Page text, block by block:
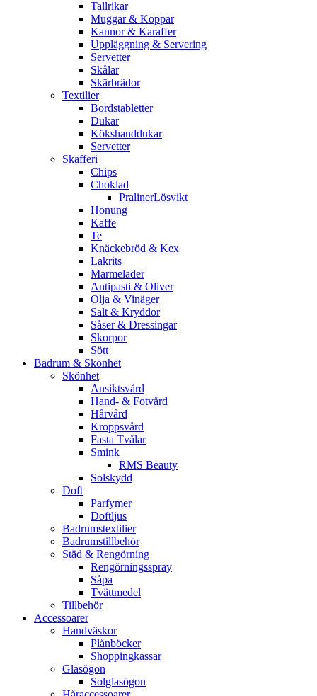
Tallrikar
Muggar & Koppar
Kannor & Karaffer
Uppläggning & Servering
Servetter
Skålar
Skärbrädor
Textilier
Bordstabletter
Dukar
Kökshanddukar
Servetter
Skafferi
Chips
Choklad
PralinerLösvikt
Honung
Kaffe
Te
Knäckebröd & Kex
Lakrits
Marmelader
Antipasti & Oliver
Olja & Vinäger
Salt & Kryddor
Såser & Dressingar
Skorpor
Sött
Badrum & Skönhet
Skönhet
Ansiktsvård
Hand- & Fotvård
Hårvård
Kroppsvård
Fasta Tvålar
Smink
RMS Beauty
Solskydd
Doft
Parfymer
Doftljus
Badrumstextilier
Badrumstillbehör
Städ & Rengörning
Rengörningsspray
Såpa
Tvättmedel
Tillbehör
Accessoarer
Handväskor
Plånböcker
Shoppingkassar
Glasögon
Solglasögon